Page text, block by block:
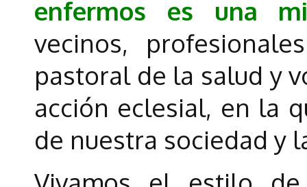
enfermos es una
vecinos,
pastoral de la salud y
acción eclesial, en la
de nuestra sociedad y